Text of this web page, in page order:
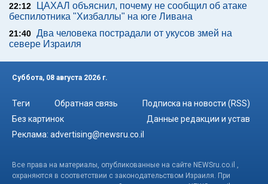
22:12
ЦАХАЛ объяснил, почему не сообщил об атаке
беспилотника "Хизбаллы" на юге Ливана
21:40 Два человека пострадали от укусов змей на
севере Израиля
Суббота, 08 августа 2026 г.
Теги Обратная связь
Подписка на новости (RSS)
Без картинок
Данные редакции и устав
Реклама: advertising@newsru.co.il
Все права на материалы, опубликованные на сайте NEWSru.co.il ,
охраняются в соответствии с законодательством Израиля. При